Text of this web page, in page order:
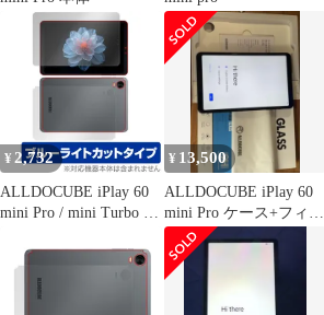
¥ 2,732
ALLDOCUBE iPlay 60
mini Pro / mini Turbo 表
OverLay Eye Protector
for オールドキューブ
ブルーライトカット
¥ 13,500
ALLDOCUBE iPlay 60
mini Pro ケース+フィル
ム付き